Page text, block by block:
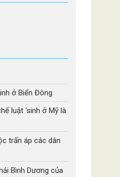
ở Biển Đông
luật ‘sinh ở Mỹ là
trấn áp các dân
Bình Dương của